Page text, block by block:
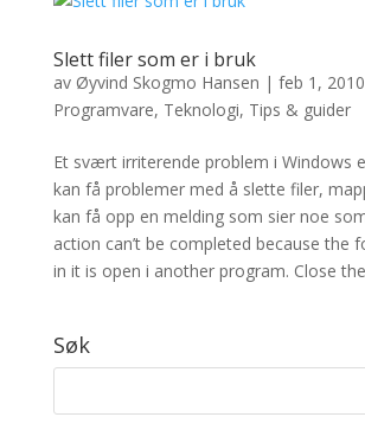
Slett filer som er i bruk
av Øyvind Skogmo Hansen | feb 1, 2010
Programvare, Teknologi, Tips & guider
Et svært irriterende problem i Windows
kan få problemer med å slette filer,
kan få opp en melding som sier noe
action can’t be completed because the
in it is open i another program. Close
Søk